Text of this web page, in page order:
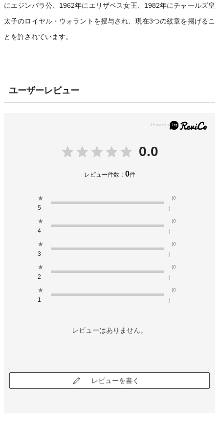
にエジンバラ公、1962年にエリザベス女王、1982年にチャールズ皇
太子のロイヤル・ウォラントを授与され、現在3つの紋章を掲げるこ
とを許されています。
ユーザーレビュー
0.0
レビュー件数： 0件
★
5
(0
)
★
4
(0
)
★
3
(0
)
★
2
(0
)
★
1
(0
)
レビューはありません。
レビューを書く